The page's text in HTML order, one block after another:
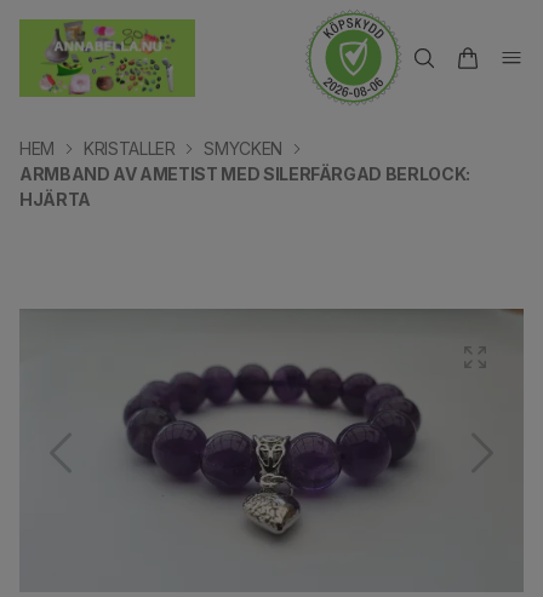
HEM KRISTALLER
SMYCKEN
ARMBAND AV AMETIST MED SILERFÄRGAD BERLOCK:
HJÄRTA